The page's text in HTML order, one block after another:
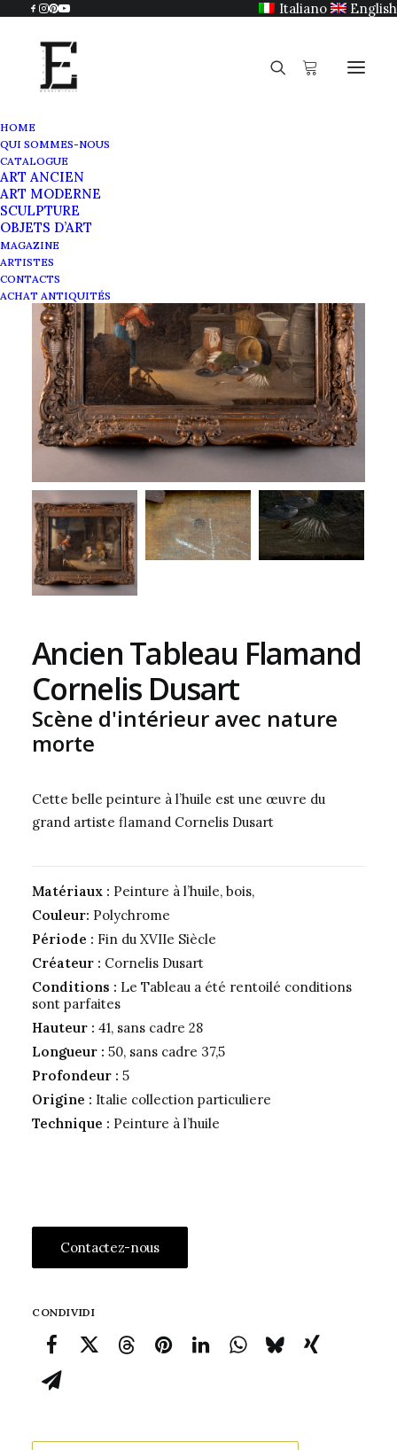
Italiano English
HOME
QUI SOMMES-NOUS
CATALOGUE
ART ANCIEN
ART MODERNE
SCULPTURE
OBJETS D’ART
MAGAZINE
ARTISTES
CONTACTS
ACHAT ANTIQUITÉS
Ancien Tableau Flamand
Cornelis Dusart
Scène d'intérieur avec nature
morte
Cette belle peinture à l’huile est une œuvre du
grand artiste flamand Cornelis Dusart
Matériaux : Peinture à l’huile, bois,
Couleur: Polychrome
Période : Fin du XVIIe Siècle
Créateur : Cornelis Dusart
Conditions : Le Tableau a été rentoilé conditions
sont parfaites
Hauteur : 41, sans cadre 28
Longueur : 50, sans cadre 37,5
Profondeur : 5
Origine : Italie collection particuliere
Technique : Peinture à l’huile
Contactez-nous
CONDIVIDI